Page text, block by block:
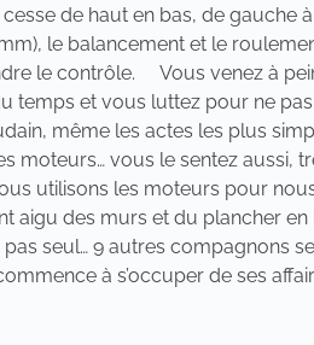
de haut en bas, de gauche
le balancement et le
le contrôle. Vous venez à
et vous luttez pour ne
même les actes les plus
vous le sentez aussi,
utilisons les moteurs pour
des murs et du plancher
seul… 9 autres compagnons
à s’occuper de ses